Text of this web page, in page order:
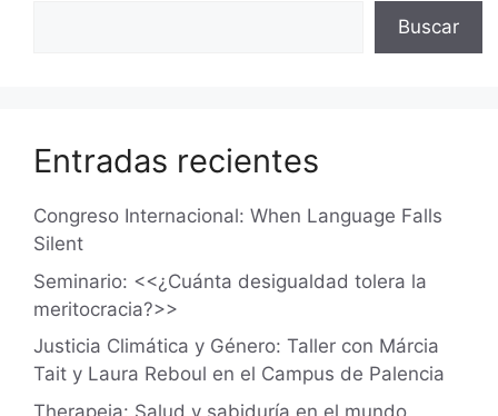
Buscar
Entradas recientes
Congreso Internacional: When Language Falls
Silent
Seminario: <<¿Cuánta desigualdad tolera la
meritocracia?>>
Justicia Climática y Género: Taller con Márcia
Tait y Laura Reboul en el Campus de Palencia
Therapeia: Salud y sabiduría en el mundo